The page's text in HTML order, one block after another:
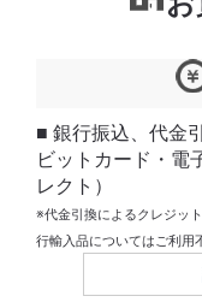
■ 銀行振込、代金
ビットカード・電
レクト）
※代金引換によるクレジッ
行輸入品についてはご利用